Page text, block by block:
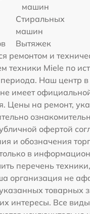
машин
Стиральных
машин
Вытяжек
ремонтом и
техники Miele по
Наш центр
имеет
Цены на ремонт,
офертой
и обозначения
в
перечень
организация не
товарных
интересы. Все